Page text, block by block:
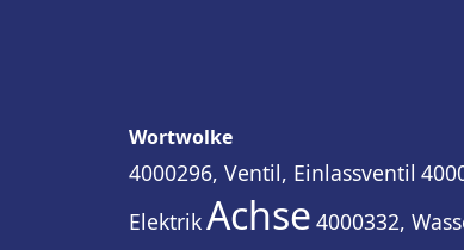
Wortwolke
4000296, Ventil, Einlassventil
ElektrikAchse 4000332,